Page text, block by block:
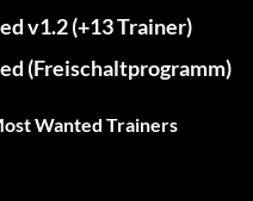
v1.2 (+13 Trainer)
(Freischaltprogramm)
Wanted Trainers